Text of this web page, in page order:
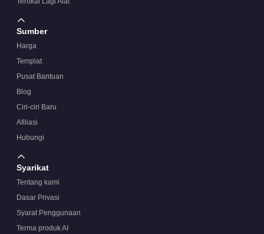
Sumber
Harga
Templat
Pusat Bantuan
Blog
Ciri-ciri Baru
Afiliasi
Hubungi
Syarikat
Tentang kami
Dasar Privasi
Syarat Penggunaan
Terma produk AI